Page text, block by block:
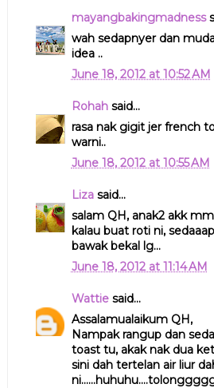
mayangbakingmadness
wah sedapnyer dan
idea ..
June 18, 2012 at 10:52 AM
Rohahsaid...
rasa nak gigit jer french
warni..
June 18, 2012 at 10:55 AM
Lizasaid...
salam QH, anak2 akk
kalau buat roti ni,
bawak bekal lg...
June 18, 2012 at 11:14 AM
Wattiesaid...
Assalamualaikum QH,
Nampak rangup dan
toast tu, akak nak dua
sini dah tertelan air liur